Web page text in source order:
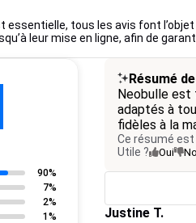
essentielle, tous les avis font
leur mise en ligne, afin de
90%
7%
2%
1%
Résumé
Neobulle est
adaptés à
fidèles à la
Ce résumé est
Utile ?
Oui
Justine T.